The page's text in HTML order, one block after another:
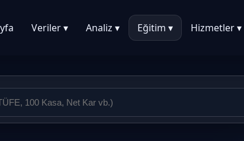
Veriler ▾ Analiz ▾ Eğitim ▾ Hizmetler ▾